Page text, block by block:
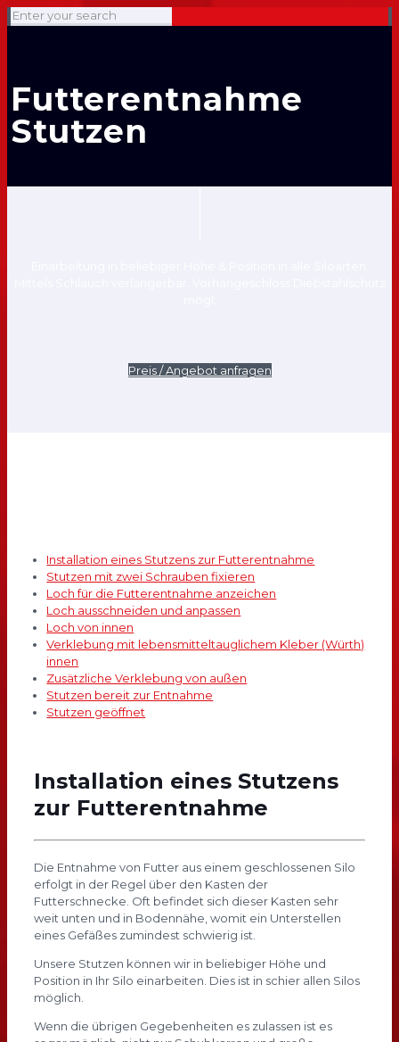
Futterentnahme
Stutzen
Preis / Angebot anfragen
Installation eines Stutzens zur Futterentnahme
Stutzen mit zwei Schrauben fixieren
Loch für die Futterentnahme anzeichen
Loch ausschneiden und anpassen
Loch von innen
Verklebung mit lebensmitteltauglichem Kleber (Würth)
innen
Zusätzliche Verklebung von außen
Stutzen bereit zur Entnahme
Stutzen geöffnet
Installation eines Stutzens
zur Futterentnahme
Die Entnahme von Futter aus einem geschlossenen Silo
erfolgt in der Regel über den Kasten der
Futterschnecke. Oft befindet sich dieser Kasten sehr
weit unten und in Bodennähe, womit ein Unterstellen
eines Gefäßes zumindest schwierig ist.
Unsere Stutzen können wir in beliebiger Höhe und
Position in Ihr Silo einarbeiten. Dies ist in schier allen Silos
möglich.
Wenn die übrigen Gegebenheiten es zulassen ist es